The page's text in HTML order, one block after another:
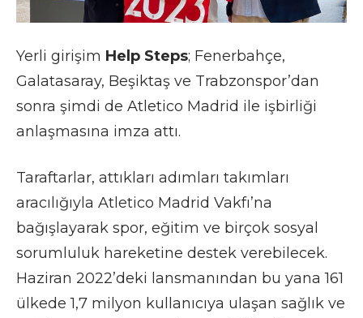
Yerli girişim Help Steps; Fenerbahçe,
Galatasaray, Beşiktaş ve Trabzonspor’dan
sonra şimdi de Atletico Madrid ile işbirliği
anlaşmasına imza attı.
Taraftarlar, attıkları adımları takımları
aracılığıyla Atletico Madrid Vakfı’na
bağışlayarak spor, eğitim ve birçok sosyal
sorumluluk hareketine destek verebilecek.
Haziran 2022’deki lansmanından bu yana 161
ülkede 1,7 milyon kullanıcıya ulaşan sağlık ve